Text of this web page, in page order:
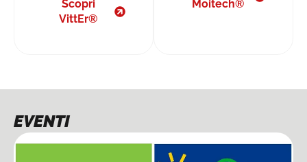
Scopri
VittEr®
Moitech®
EVENTI